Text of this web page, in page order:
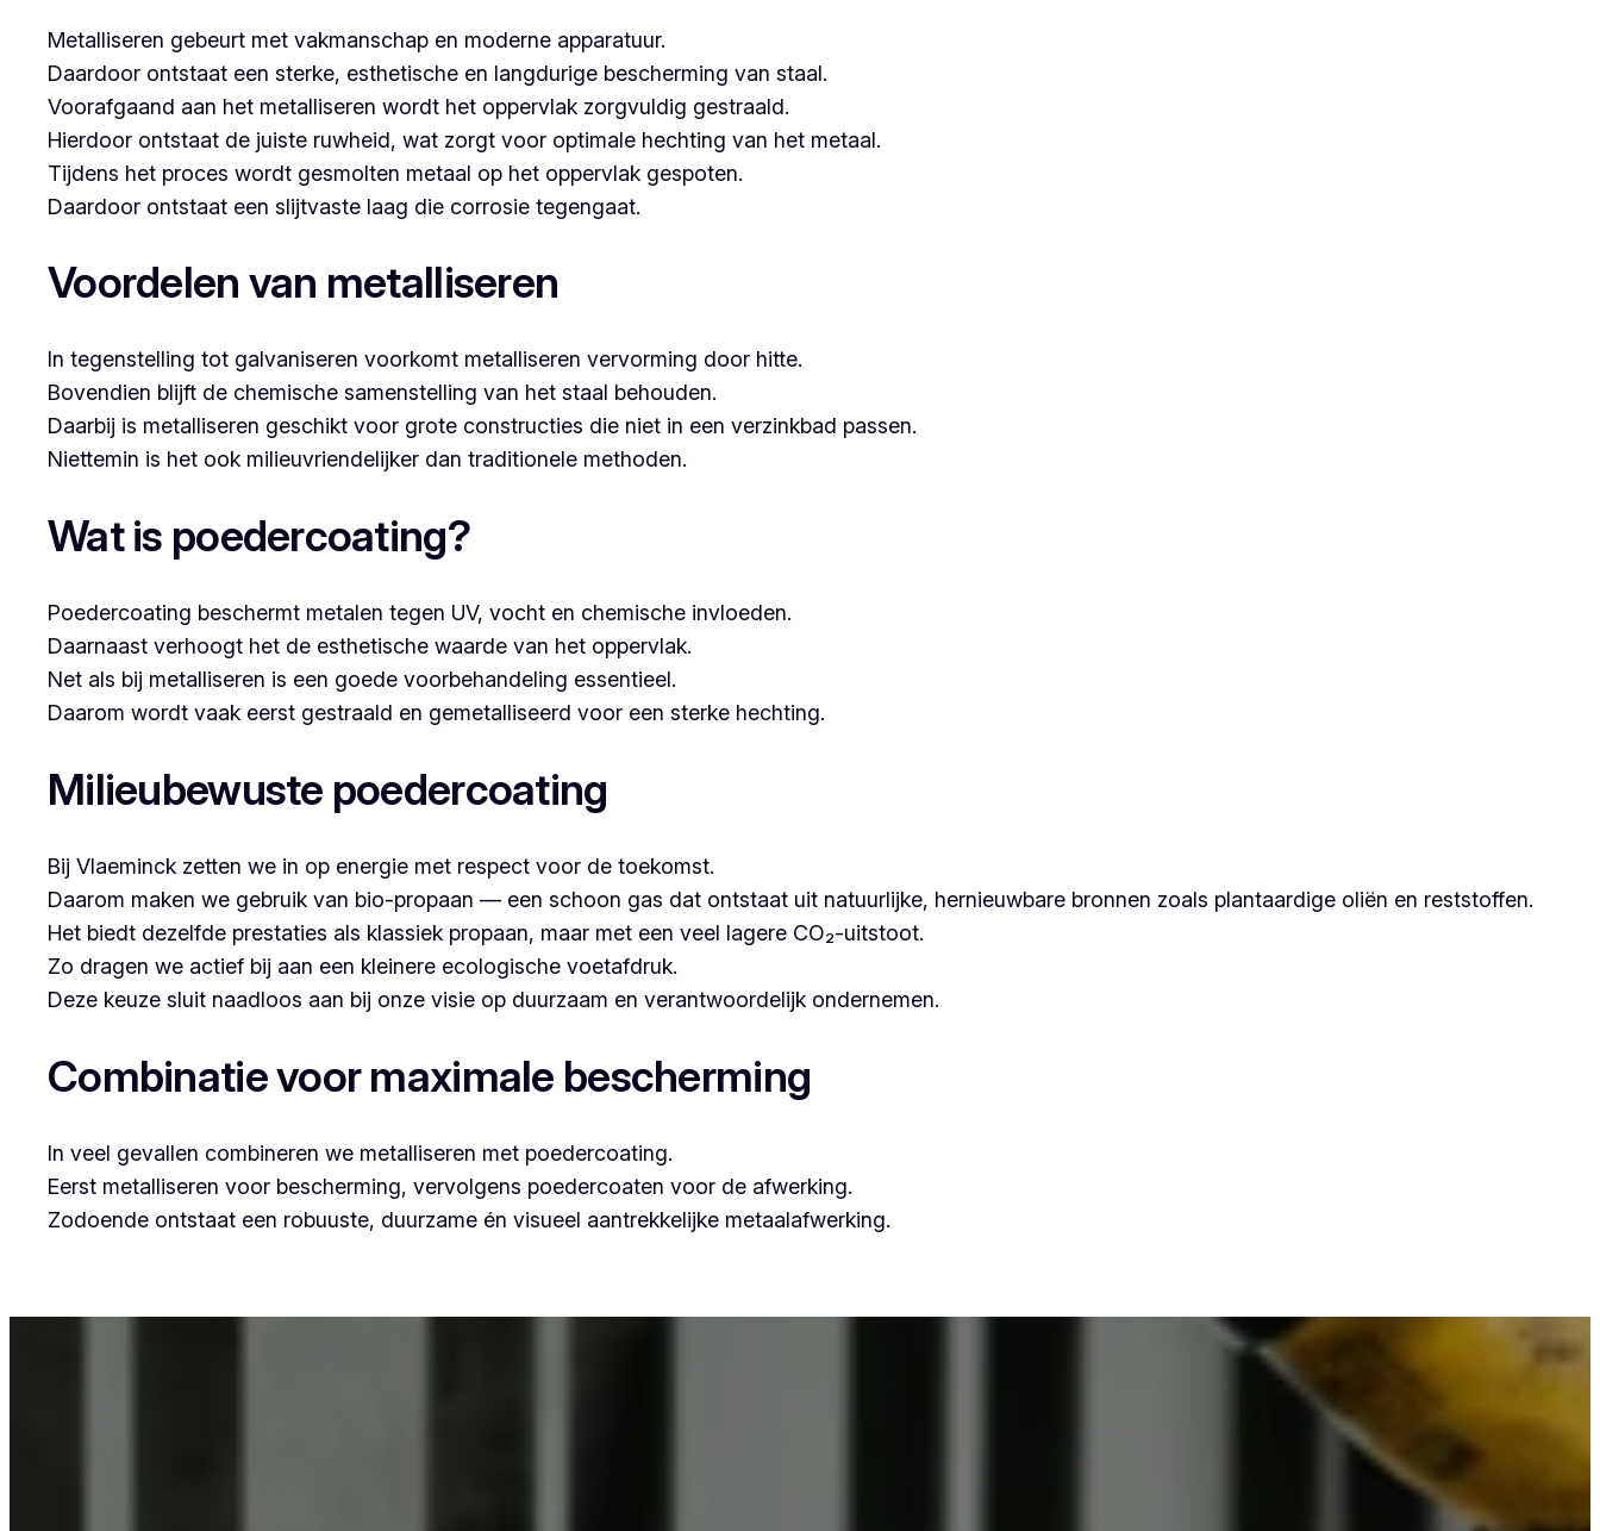
Metalliseren gebeurt met vakmanschap en moderne apparatuur.
Daardoor ontstaat een sterke, esthetische en langdurige bescherming van staal.
Voorafgaand aan het metalliseren wordt het oppervlak zorgvuldig gestraald.
Hierdoor ontstaat de juiste ruwheid, wat zorgt voor optimale hechting van het metaal.
Tijdens het proces wordt gesmolten metaal op het oppervlak gespoten.
Daardoor ontstaat een slijtvaste laag die corrosie tegengaat.
Voordelen van metalliseren
In tegenstelling tot galvaniseren voorkomt metalliseren vervorming door hitte.
Bovendien blijft de chemische samenstelling van het staal behouden.
Daarbij is metalliseren geschikt voor grote constructies die niet in een verzinkbad passen.
Niettemin is het ook milieuvriendelijker dan traditionele methoden.
Wat is poedercoating?
Poedercoating beschermt metalen tegen UV, vocht en chemische invloeden.
Daarnaast verhoogt het de esthetische waarde van het oppervlak.
Net als bij metalliseren is een goede voorbehandeling essentieel.
Daarom wordt vaak eerst gestraald en gemetalliseerd voor een sterke hechting.
Milieubewuste poedercoating
Bij Vlaeminck zetten we in op energie met respect voor de toekomst.
Daarom maken we gebruik van bio-propaan — een schoon gas dat ontstaat uit natuurlijke, hernieuwbare bronnen zoals plantaardige oliën en reststoffen.
Het biedt dezelfde prestaties als klassiek propaan, maar met een veel lagere CO₂-uitstoot.
Zo dragen we actief bij aan een kleinere ecologische voetafdruk.
Deze keuze sluit naadloos aan bij onze visie op duurzaam en verantwoordelijk ondernemen.
Combinatie voor maximale bescherming
In veel gevallen combineren we metalliseren met poedercoating.
Eerst metalliseren voor bescherming, vervolgens poedercoaten voor de afwerking.
Zodoende ontstaat een robuuste, duurzame én visueel aantrekkelijke metaalafwerking.